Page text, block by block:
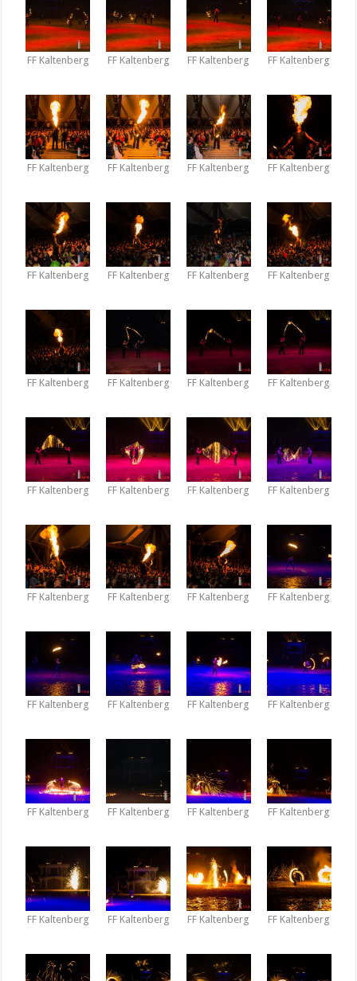
FF Kaltenberg FF Kaltenberg FF Kaltenberg FF Kaltenberg
FF Kaltenberg FF Kaltenberg FF Kaltenberg FF Kaltenberg
FF Kaltenberg FF Kaltenberg FF Kaltenberg FF Kaltenberg
FF Kaltenberg FF Kaltenberg FF Kaltenberg FF Kaltenberg
FF Kaltenberg FF Kaltenberg FF Kaltenberg FF Kaltenberg
FF Kaltenberg FF Kaltenberg FF Kaltenberg FF Kaltenberg
FF Kaltenberg FF Kaltenberg FF Kaltenberg FF Kaltenberg
FF Kaltenberg FF Kaltenberg FF Kaltenberg FF Kaltenberg
FF Kaltenberg FF Kaltenberg FF Kaltenberg FF Kaltenberg